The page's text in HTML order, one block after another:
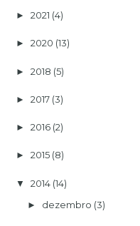
► 2021 (4)
► 2020 (13)
► 2018 (5)
► 2017 (3)
► 2016 (2)
► 2015 (8)
▼ 2014 (14)
► dezembro (3)